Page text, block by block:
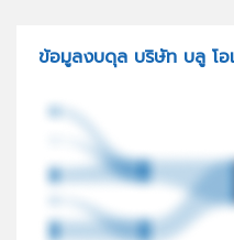
ข้อมูลงบดุล บริษัท บลู โ